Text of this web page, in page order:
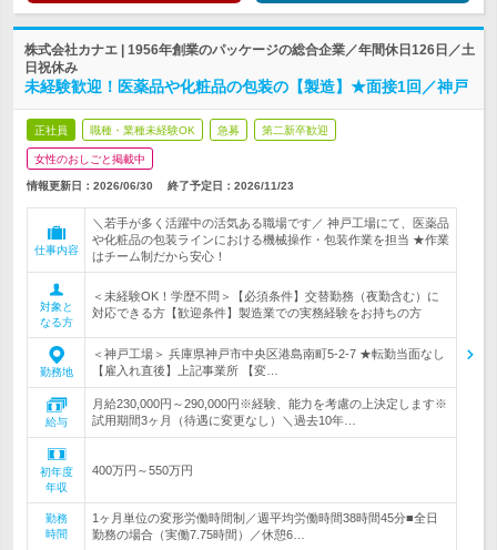
株式会社カナエ | 1956年創業のパッケージの総合企業／年間休日126日／土
日祝休み
未経験歓迎！医薬品や化粧品の包装の【製造】★面接1回／神戸
正社員 職種・業種未経験OK 急募 第二新卒歓迎
女性のおしごと掲載中
情報更新日：2026/06/30 終了予定日： 2026/11/23
仕事内容
＼若手が多く活躍中の活気ある職場です／ 神戸工場にて、医薬品
や化粧品の包装ラインにおける機械操作・包装作業を担当 ★作業
はチーム制だから安心！
対象と
なる方
＜未経験OK！学歴不問＞【必須条件】交替勤務（夜勤含む）に
対応できる方【歓迎条件】製造業での実務経験をお持ちの方
勤務地
＜神戸工場＞ 兵庫県神戸市中央区港島南町5-2-7 ★転勤当面なし
【雇入れ直後】上記事業所 【変…
給与
月給230,000円～290,000円※経験、能力を考慮の上決定します※
試用期間3ヶ月（待遇に変更なし）＼過去10年…
初年度
年収
400万円～550万円
勤務
時間
1ヶ月単位の変形労働時間制／週平均労働時間38時間45分■全日
勤務の場合（実働7.75時間）／休憩6…